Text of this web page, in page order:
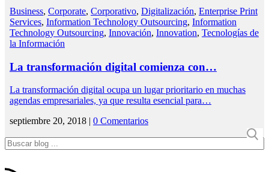
Business, Corporate, Corporativo, Digitalización, Enterprise Print
Services, Information Technology Outsourcing, Information
Technology Outsourcing, Innovación, Innovation, Tecnologías de
la Información
La transformación digital comienza con…
La transformación digital ocupa un lugar prioritario en muchas
agendas empresariales, ya que resulta esencial para…
septiembre 20, 2018 | 0 Comentarios